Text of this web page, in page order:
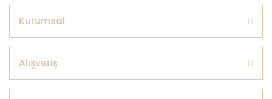
Kurumsal
Alışveriş